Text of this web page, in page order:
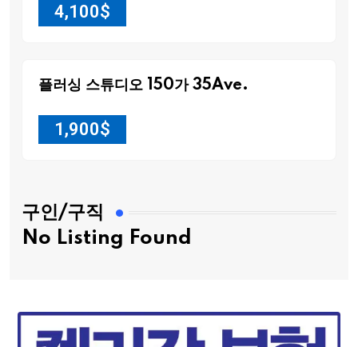
4,100$
플러싱 스튜디오 150가 35Ave.
1,900$
구인/구직
No Listing Found